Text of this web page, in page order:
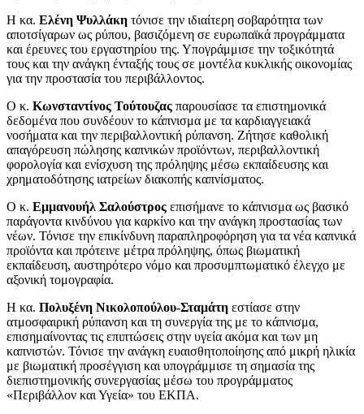
Η κα. Ελένη Ψυλλάκη τόνισε την ιδιαίτερη σοβαρότητα των
αποτσίγαρων ως ρύπου, βασιζόμενη σε ευρωπαϊκά προγράμματα
και έρευνες του εργαστηρίου της. Υπογράμμισε την τοξικότητά
τους και την ανάγκη ένταξής τους σε μοντέλα κυκλικής οικονομίας
για την προστασία του περιβάλλοντος.
Ο κ. Κωνσταντίνος Τούτουζας παρουσίασε τα επιστημονικά
δεδομένα που συνδέουν το κάπνισμα με τα καρδιαγγειακά
νοσήματα και την περιβαλλοντική ρύπανση. Ζήτησε καθολική
απαγόρευση πώλησης καπνικών προϊόντων, περιβαλλοντική
φορολογία και ενίσχυση της πρόληψης μέσω εκπαίδευσης και
χρηματοδότησης ιατρείων διακοπής καπνίσματος.
Ο κ. Εμμανουήλ Σαλούστρος επισήμανε το κάπνισμα ως βασικό
παράγοντα κινδύνου για καρκίνο και την ανάγκη προστασίας των
νέων. Τόνισε την επικίνδυνη παραπληροφόρηση για τα νέα καπνικά
προϊόντα και πρότεινε μέτρα πρόληψης, όπως βιωματική
εκπαίδευση, αυστηρότερο νόμο και προσυμπτωματικό έλεγχο με
αξονική τομογραφία.
Η κα. Πολυξένη Νικολοπούλου-Σταμάτη εστίασε στην
ατμοσφαιρική ρύπανση και τη συνεργία της με το κάπνισμα,
επισημαίνοντας τις επιπτώσεις στην υγεία ακόμα και των μη
καπνιστών. Τόνισε την ανάγκη ευαισθητοποίησης από μικρή ηλικία
με βιωματική προσέγγιση και υπογράμμισε τη σημασία της
διεπιστημονικής συνεργασίας μέσω του προγράμματος
«Περιβάλλον και Υγεία» του ΕΚΠΑ.